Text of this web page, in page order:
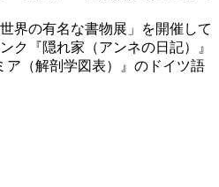
界の有名な書物展」を開催して
ク『隠れ家（アンネの日記）』
ア（解剖学図表）』のドイツ語